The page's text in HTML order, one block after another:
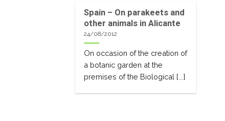
Spain – On parakeets and
other animals in Alicante
24/08/2012
On occasion of the creation of
a botanic garden at the
premises of the Biological [...]